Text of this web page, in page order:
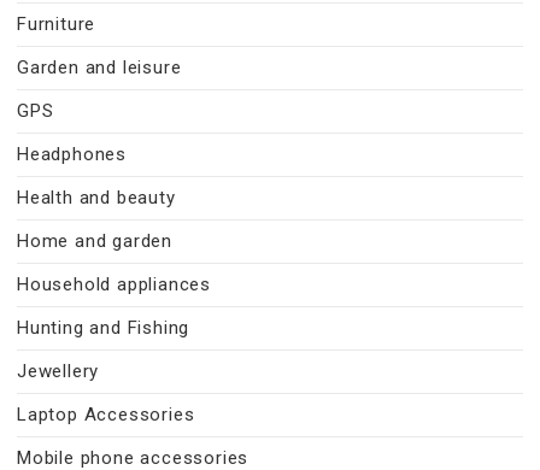
Furniture
Garden and leisure
GPS
Headphones
Health and beauty
Home and garden
Household appliances
Hunting and Fishing
Jewellery
Laptop Accessories
Mobile phone accessories